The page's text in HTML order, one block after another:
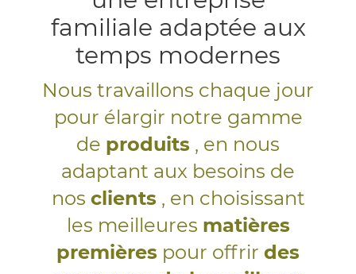
familiale adaptée aux
temps modernes
Nous travaillons chaque jour
pour élargir notre gamme
de produits , en nous
adaptant aux besoins de
nos clients , en choisissant
les meilleures matières
premières pour offrir des